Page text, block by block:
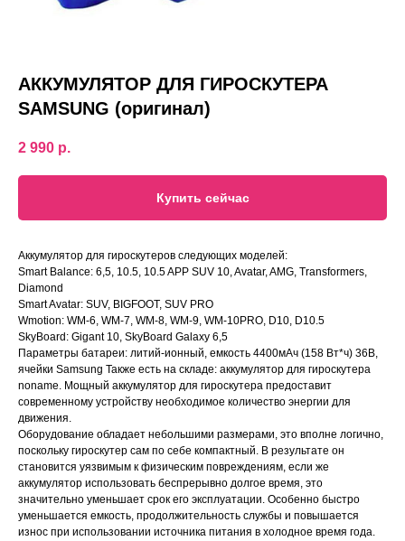
АККУМУЛЯТОР ДЛЯ ГИРОСКУТЕРА
SAMSUNG (оригинал)
2 990 р.
Купить сейчас
Аккумулятор для гироскутеров следующих моделей:
Smart Balance: 6,5, 10.5, 10.5 APP SUV 10, Avatar, AMG, Transformers,
Diamond
Smart Avatar: SUV, BIGFOOT, SUV PRO
Wmotion: WM-6, WM-7, WM-8, WM-9, WM-10PRO, D10, D10.5
SkyBoard: Gigant 10, SkyBoard Galaxy 6,5
Параметры батареи: литий-ионный, емкость 4400мАч (158 Вт*ч) 36В,
ячейки Samsung Также есть на складе: аккумулятор для гироскутера
noname. Мощный аккумулятор для гироскутера предоставит
современному устройству необходимое количество энергии для
движения.
Оборудование обладает небольшими размерами, это вполне логично,
поскольку гироскутер сам по себе компактный. В результате он
становится уязвимым к физическим повреждениям, если же
аккумулятор использовать беспрерывно долгое время, это
значительно уменьшает срок его эксплуатации. Особенно быстро
уменьшается емкость, продолжительность службы и повышается
износ при использовании источника питания в холодное время года.